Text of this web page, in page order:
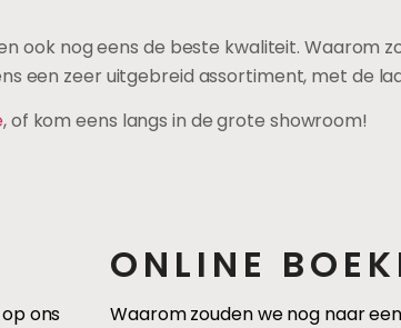
ook nog eens de beste kwaliteit. Waarom
een zeer uitgebreid assortiment, met de
, of kom eens langs in de grote showroom!
ons
ONLINE
Waarom zouden we nog naar